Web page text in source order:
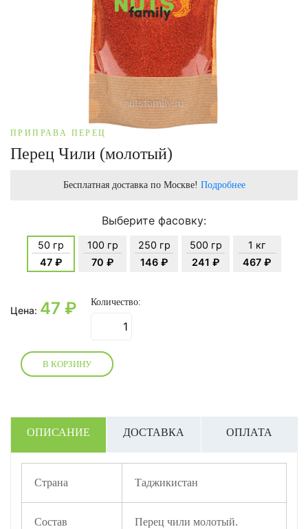
ПРИПРАВА ПЕРЕЦ
Перец Чили (молотый)
Бесплатная доставка по Москве! Подробнее
Выберите фасовку:
50 гр
47 ₽
100 гр
70 ₽
250 гр
146 ₽
500 гр
241 ₽
1 кг
467 ₽
Цена: 47 ₽ Количество:
В КОРЗИНУ
ОПИСАНИЕ ДОСТАВКА ОПЛАТА
Страна Таджикистан
Состав Перец чили молотый.